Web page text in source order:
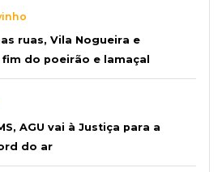
ruas, Vila Nogueira e
do poeirão e lamaçal
AGU vai à Justiça para a
do ar